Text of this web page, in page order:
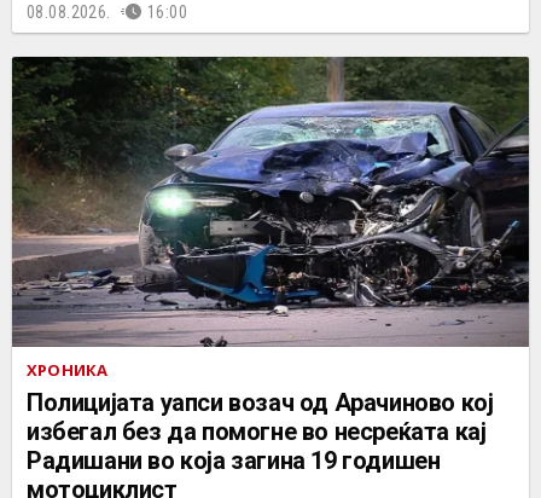
08.08.2026. 16:00
ХРОНИКА
Полицијата уапси возач од Арачиново кој
избегал без да помогне во несреќата кај
Радишани во која загина 19 годишен
мотоциклист